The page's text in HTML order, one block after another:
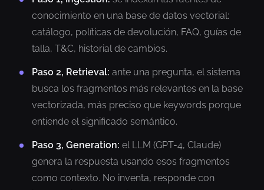
conocimiento en una base de datos vectorial:
catálogo, políticas de devolución, FAQ, guías de
talla, T&C, historial de cambios.
Paso 2, Retrieval: ante una pregunta, el sistema
busca los fragmentos más relevantes en la base
vectorizada, más preciso que keywords porque
entiende el significado semántico.
Paso 3, Generation: el LLM (GPT-4, Claude)
genera la respuesta usando esos fragmentos
como contexto. No inventa, responde con